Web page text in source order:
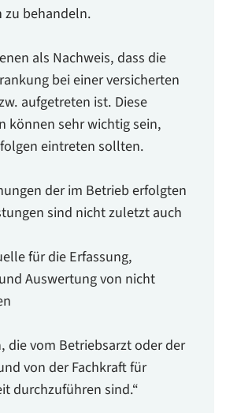
behandeln.
als Nachweis, dass die
bei einer versicherten
aufgetreten ist. Diese
können sehr wichtig sein,
eintreten sollten.
der im Betrieb erfolgten
sind nicht zuletzt auch
für die Erfassung,
Auswertung von nicht
die vom Betriebsarzt oder der
von der Fachkraft für
durchzuführen sind.“